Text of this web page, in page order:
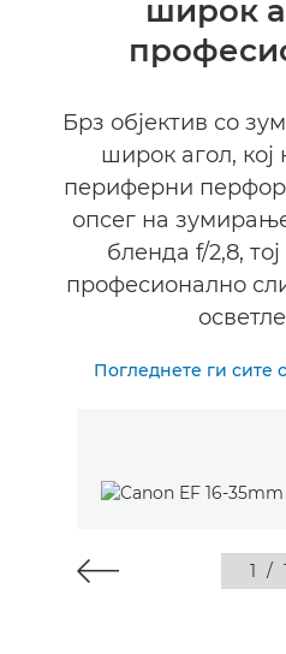
широк
Брз објектив со
широк агол,
периферни
опсег на
бленда f/2,8,
професионално
Погледнете ги сите
1 /